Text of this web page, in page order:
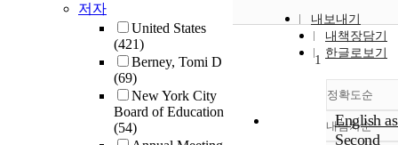
저자
United States
(421)
Berney, Tomi D
(69)
New York City
Board of Education
(54)
내보내기
내책장담기
한글로보기
정확도순
정확
내림차순
1
English
Second